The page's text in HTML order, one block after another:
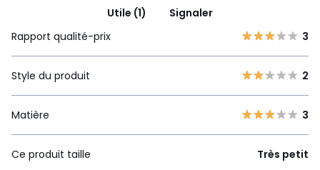
Utile (1)
Signaler
Rapport qualité-prix
3
Style du produit 2
Matière 3
Ce produit taille Très petit